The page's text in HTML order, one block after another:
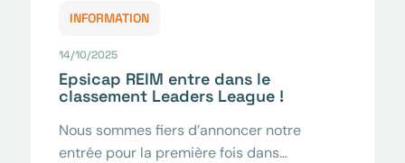
INFORMATION
14/10/2025
Epsicap REIM entre dans le
classement Leaders League !
Nous sommes fiers d’annoncer notre
entrée pour la première fois dans…